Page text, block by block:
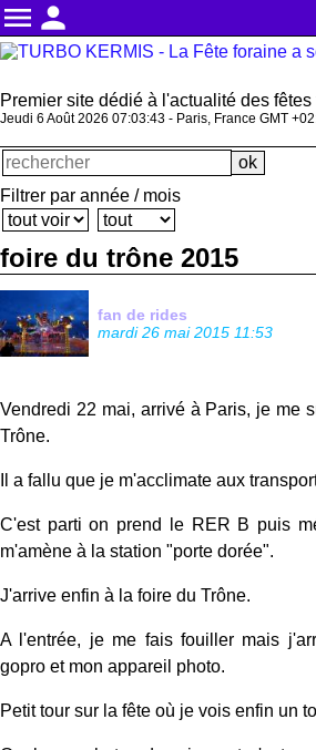
menu person
Premier site dédié à l'actualité des
Jeudi 6 Août 2026 07:03:44 - Paris, France GMT
Filtrer par année / mois
foire du trône 2015
fan de rides
mardi 26 mai 2015 11:53
Vendredi 22 mai, arrivé à Paris, je me
Trône.
Il a fallu que je m'acclimate aux
C'est parti on prend le RER B puis
m'amène à la station "porte dorée".
J'arrive enfin à la foire du Trône.
A l'entrée, je me fais fouiller mais
gopro et mon appareil photo.
Petit tour sur la fête où je vois enfin un